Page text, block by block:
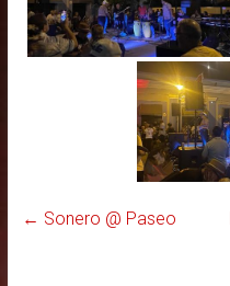
← Sonero @ Paseo